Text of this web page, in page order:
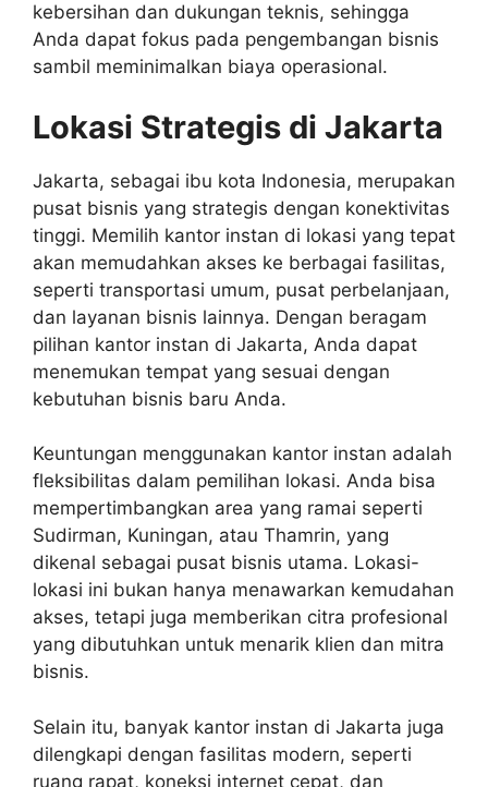
kebersihan dan dukungan teknis, sehingga
Anda dapat fokus pada pengembangan bisnis
sambil meminimalkan biaya operasional.
Lokasi Strategis di Jakarta
Jakarta, sebagai ibu kota Indonesia, merupakan
pusat bisnis yang strategis dengan konektivitas
tinggi. Memilih kantor instan di lokasi yang tepat
akan memudahkan akses ke berbagai fasilitas,
seperti transportasi umum, pusat perbelanjaan,
dan layanan bisnis lainnya. Dengan beragam
pilihan kantor instan di Jakarta, Anda dapat
menemukan tempat yang sesuai dengan
kebutuhan bisnis baru Anda.
Keuntungan menggunakan kantor instan adalah
fleksibilitas dalam pemilihan lokasi. Anda bisa
mempertimbangkan area yang ramai seperti
Sudirman, Kuningan, atau Thamrin, yang
dikenal sebagai pusat bisnis utama. Lokasi-
lokasi ini bukan hanya menawarkan kemudahan
akses, tetapi juga memberikan citra profesional
yang dibutuhkan untuk menarik klien dan mitra
bisnis.
Selain itu, banyak kantor instan di Jakarta juga
dilengkapi dengan fasilitas modern, seperti
ruang rapat, koneksi internet cepat, dan